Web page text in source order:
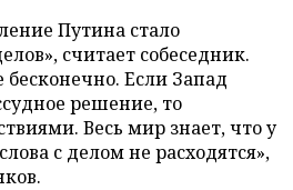
Путина стало
считает собеседник.
бесконечно. Если Запад
решение, то
Весь мир знает, что у
с делом не расходятся»,